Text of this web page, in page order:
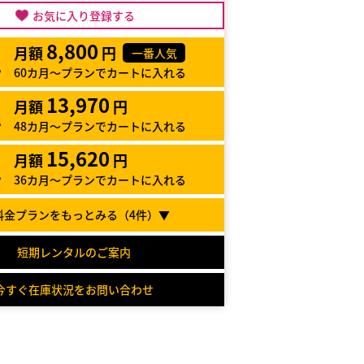
お気に入り登録する
月額 8,800 円
一番人気
60カ月～プランでカートに入れる
月額 13,970 円
48カ月～プランでカートに入れる
月額 15,620 円
36カ月～プランでカートに入れる
プランをもっとみる（4件）▼
短期レンタルのご案内
すぐ在庫状況をお問い合わせ